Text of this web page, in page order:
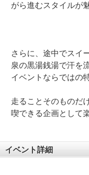
がら進むスタイルが
さらに、途中でスイ
泉の黒湯銭湯で汗を
イベントならではの
走ることそのものだ
喫できる企画として
イベント詳細